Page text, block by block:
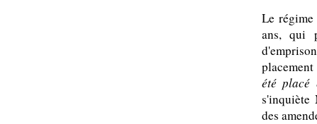
Le
ans, qui
été placé
s'inquiète
des